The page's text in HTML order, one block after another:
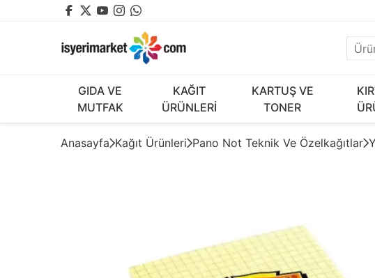
GIDA VE
MUTFAK
KAĞIT
ÜRÜNLERİ
KARTUŞ VE
TONER
Anasayfa Kağıt Ürünleri Pano Not Teknik Ve Özelkağıtlar